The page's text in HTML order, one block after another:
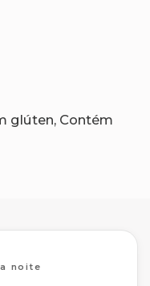
glúten, Contém
noite